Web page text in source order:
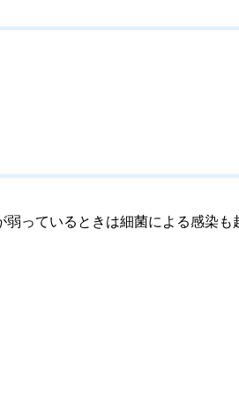
っているときは細菌による感染も